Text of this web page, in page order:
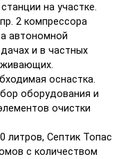
на участке.
2 компрессора
автономной
и в частных
оснастка.
оборудования и
очистки
литров, Септик Топас
с количеством